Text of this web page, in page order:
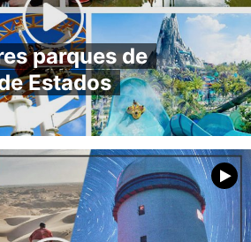
parques de
Estados